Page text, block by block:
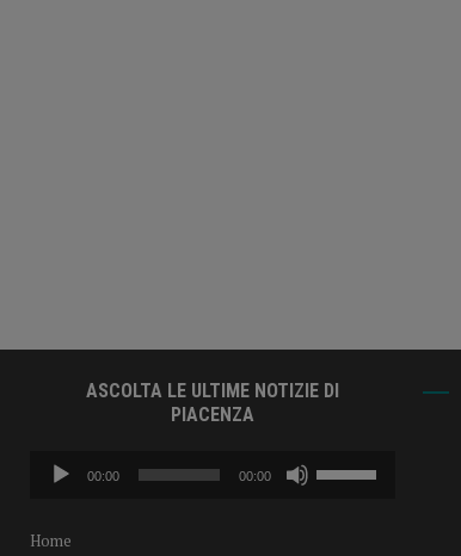
ASCOLTA LE ULTIME NOTIZIE DI
PIACENZA
Audio
Player
00:00 00:00
i
Home